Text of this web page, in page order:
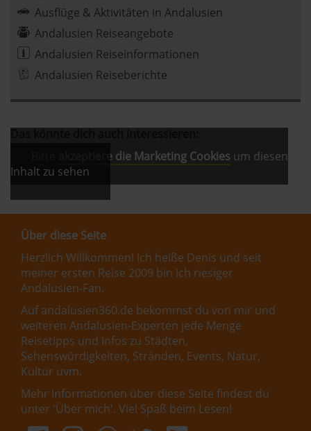
Ausflüge & Aktivitäten in Andalusien
Andalusien Reiseangebote
Andalusien Reiseinformationen
Andalusien Reiseberichte
akzeptiere die Marketing Cookies um diesen
Inhalt zu sehen
Über diese Seite
Herzlich Willkommen! Ich heiße Denis und seit
meiner ersten Reise 2009 bin ich riesiger
Andalusien-Fan.
Auf andalusien360.de bekommst du von mir und
weiteren Andalusien-Experten jede Menge
Reisetipps und Infos zu Städten,
Sehenswürdigkeiten, Stränden, Events, Natur,
Kultur uvm.
Mehr Informationen über diese Seite findest du
unter 'Über mich'. Viel Spaß beim Lesen!